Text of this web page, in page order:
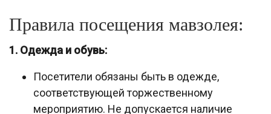
Правила посещения мавзолея:
1. Одежда и обувь:
Посетители обязаны быть в одежде,
соответствующей торжественному
мероприятию. Не допускается наличие